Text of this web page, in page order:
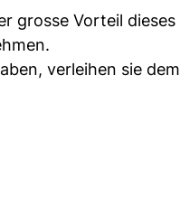
grosse Vorteil
verleihen sie